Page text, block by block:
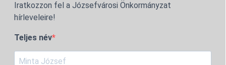
Iratkozzon fel a Józsefvárosi Önkormányzat
hírleveleire!
Teljes név